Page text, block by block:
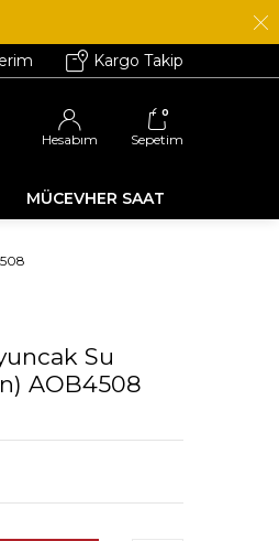
Kargo Takip
Hesabım
0
Sepetim
MÜCEVHER SAAT
Su
AOB4508